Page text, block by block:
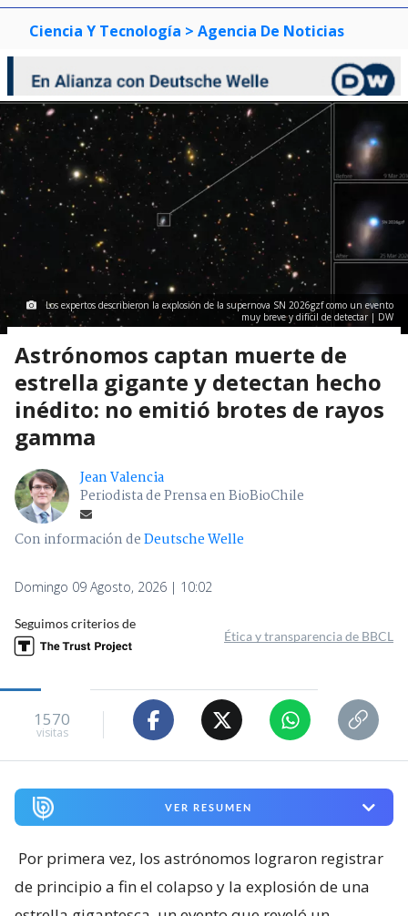
Ciencia Y Tecnología > Agencia De Noticias
Los expertos describieron la explosión de la supernova SN 2026gzf como un evento
muy breve y difícil de detectar | DW
Astrónomos captan muerte de
estrella gigante y detectan hecho
inédito: no emitió brotes de rayos
gamma
Jean Valencia
Periodista de Prensa en BioBioChile
Con información deDeutsche Welle
Domingo 09 Agosto, 2026 | 10:02
Seguimos criterios de
Ética y transparencia de BBCL
1570
visitas
VER RESUMEN
Por primera vez, los astrónomos lograron registrar
de principio a fin el colapso y la explosión de una